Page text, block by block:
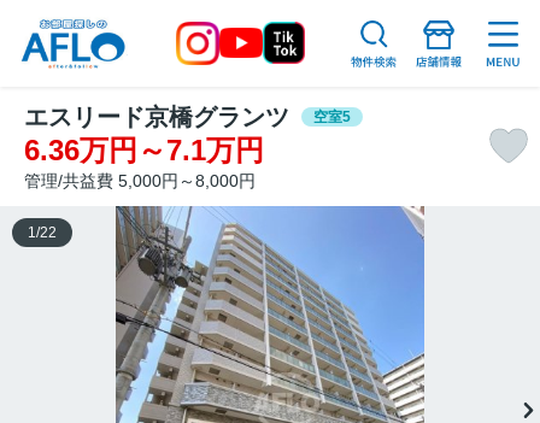
エスリード京橋グランツ 空室5
6.36万円～7.1万円
管理/共益費 5,000円～8,000円
1 /22